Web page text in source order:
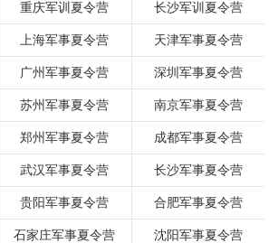
重庆军训夏令营 长沙军训夏令营
上海军事夏令营 天津军事夏令营
广州军事夏令营 深圳军事夏令营
苏州军事夏令营 南京军事夏令营
郑州军事夏令营 成都军事夏令营
武汉军事夏令营 长沙军事夏令营
贵阳军事夏令营 合肥军事夏令营
石家庄军事夏令营 沈阳军事夏令营